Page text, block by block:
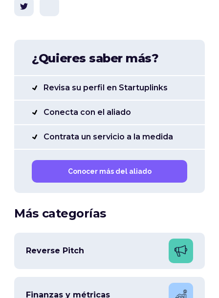
¿Quieres saber más?
Revisa su perfil en Startuplinks
Conecta con el aliado
Contrata un servicio a la medida
Conocer más del aliado
Más categorías
Reverse Pitch
Finanzas y métricas